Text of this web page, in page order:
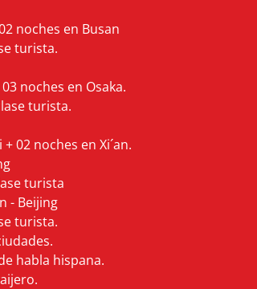
noches en Busan
turista.
noches en Osaka.
turista.
02 noches en Xi´an.
turista
- Beijing
turista.
habla hispana.